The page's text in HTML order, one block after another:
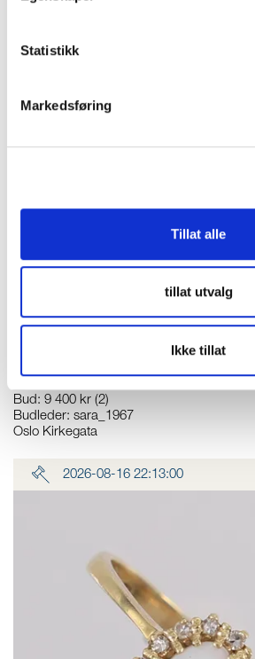
Statistikk
Markedsføring
Tillat alle
tillat utvalg
Ikke tillat
Halssmykke, lengde 41,5cm, bredde 1,9-
g Kontakt Lånekontoret for frakt
Bud: 9 400 kr (2)
Budleder: sara_1967
Oslo Kirkegata
2026-08-16 22:13:00